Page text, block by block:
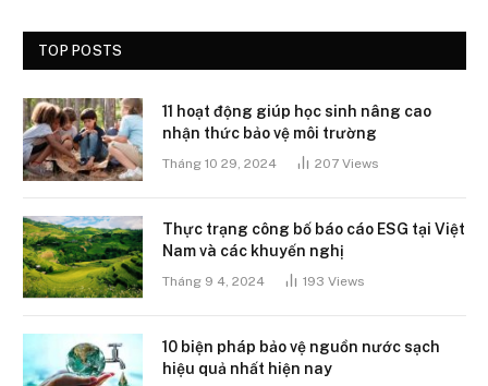
TOP POSTS
11 hoạt động giúp học sinh nâng cao
nhận thức bảo vệ môi trường
Tháng 10 29, 2024 207 Views
Thực trạng công bố báo cáo ESG tại Việt
Nam và các khuyến nghị
Tháng 9 4, 2024 193 Views
10 biện pháp bảo vệ nguồn nước sạch
hiệu quả nhất hiện nay